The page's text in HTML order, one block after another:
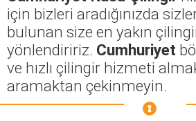
için bizleri aradığınızda
bulunan size en yakın
yönlendiririz. Cumhuriyet
ve hızlı çilingir hizmeti
aramaktan çekinmeyin.